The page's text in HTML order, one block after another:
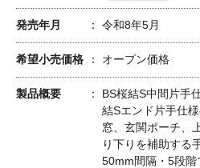
発売年月 令和8年5月
希望小売価格 オープン価格
製品概要
BS桜結S中間片手
結Sエンド片手仕
窓、玄関ポーチ、
り下りを補助する
50mm間隔・5段階